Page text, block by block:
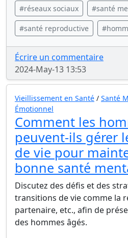
#réseaux sociaux #santé
#santé reproductive
Écrire un commentaire
2024-May-13 13:53
Vieillissement en Santé / Santé
Émotionnel
Comment les
peuvent-ils gérer
de vie pour
bonne santé
Discutez des défis et des
transitions de vie comme la
partenaire, etc., afin de
des hommes âgés.